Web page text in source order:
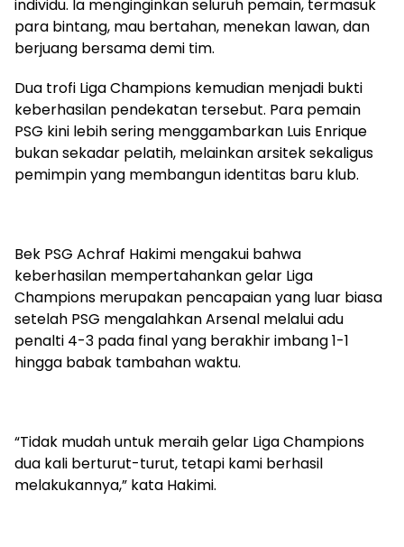
individu. Ia menginginkan seluruh pemain, termasuk
para bintang, mau bertahan, menekan lawan, dan
berjuang bersama demi tim.
Dua trofi Liga Champions kemudian menjadi bukti
keberhasilan pendekatan tersebut. Para pemain
PSG kini lebih sering menggambarkan Luis Enrique
bukan sekadar pelatih, melainkan arsitek sekaligus
pemimpin yang membangun identitas baru klub.
Bek PSG Achraf Hakimi mengakui bahwa
keberhasilan mempertahankan gelar Liga
Champions merupakan pencapaian yang luar biasa
setelah PSG mengalahkan Arsenal melalui adu
penalti 4-3 pada final yang berakhir imbang 1-1
hingga babak tambahan waktu.
“Tidak mudah untuk meraih gelar Liga Champions
dua kali berturut-turut, tetapi kami berhasil
melakukannya,” kata Hakimi.